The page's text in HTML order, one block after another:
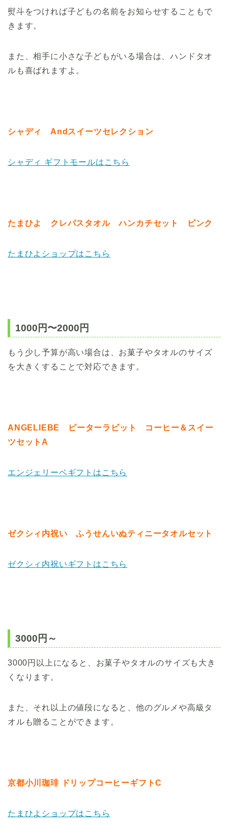
熨斗をつければ子どもの名前をお知らせすることもで
きます。
また、相手に小さな子どもがいる場合は、ハンドタオ
ルも喜ばれますよ。
シャディ Andスイーツセレクション
シャディ ギフトモールはこちら
たまひよ クレパスタオル ハンカチセット ピンク
たまひよショップはこちら
1000円〜2000円
もう少し予算が高い場合は、お菓子やタオルのサイズ
を大きくすることで対応できます。
ANGELIEBE ピーターラビット コーヒー＆スイー
ツセットA
エンジェリーベギフトはこちら
ゼクシィ内祝い ふうせんいぬティニータオルセット
ゼクシィ内祝いギフトはこちら
3000円～
3000円以上になると、お菓子やタオルのサイズも大き
くなります。
また、それ以上の値段になると、他のグルメや高級タ
オルも贈ることができます。
京都小川珈琲 ドリップコーヒーギフトC
たまひよショップはこちら